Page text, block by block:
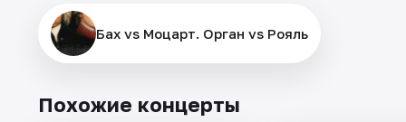
Бах vs Моцарт. Орган vs Рояль
Похожие концерты